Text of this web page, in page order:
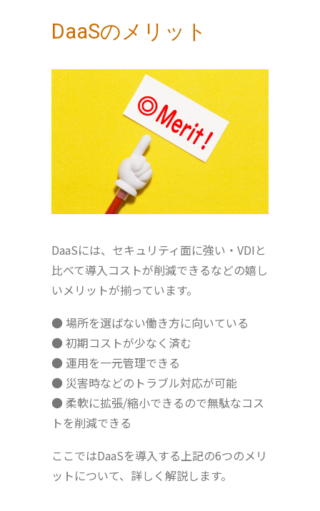
DaaSのメリット
DaaSには、セキュリティ面に強い・VDIと
比べて導入コストが削減できるなどの嬉し
いメリットが揃っています。
● 場所を選ばない働き方に向いている
● 初期コストが少なく済む
● 運用を一元管理できる
● 災害時などのトラブル対応が可能
● 柔軟に拡張/縮小できるので無駄なコス
トを削減できる
ここではDaaSを導入する上記の6つのメリ
ットについて、詳しく解説します。